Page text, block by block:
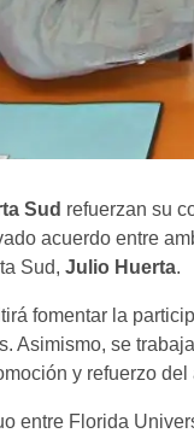
Sud refuerzan su
acuerdo entre
Sud, Julio Huerta.
fomentar la
Asimismo, se
y refuerzo
entre Florida